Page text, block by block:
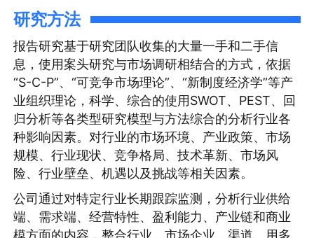
研究方法
报告研究基于研究团队收集的大量一手和二手信
息，使用案头研究与市场调研相结合的方式，依据
“S-C-P”、“可竞争市场理论”、“新制度经济学”等产
业组织理论，科学、综合的使用SWOT、PEST、回
归分析等各类型研究模型与方法综合的分析行业各
种影响因素。对行业的市场环境、产业政策、市场
规模、行业现状、竞争格局、技术革新、市场风
险、行业壁垒、机遇以及挑战等相关因素。
公司通过对特定行业长期跟踪监测，分析行业供给
端、需求端、经营特性、盈利能力、产业链和商业
模方面的内容，整合行业、市场企业、渠道、用多